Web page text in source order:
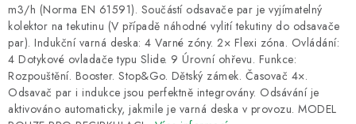
m3/h (Norma EN 61591). Součástí odsavače par je vyjímatelný
kolektor na tekutinu (V případě náhodné vylití tekutiny do odsavače
par). Indukční varná deska: 4 Varné zóny. 2× Flexi zóna. Ovládání:
4 Dotykové ovladače typu Slide. 9 Úrovní ohřevu. Funkce:
Rozpouštění. Booster. Stop&Go. Dětský zámek. Časovač 4×.
Odsavač par i indukce jsou perfektně integrovány. Odsávání je
aktivováno automaticky, jakmile je varná deska v provozu. MODEL